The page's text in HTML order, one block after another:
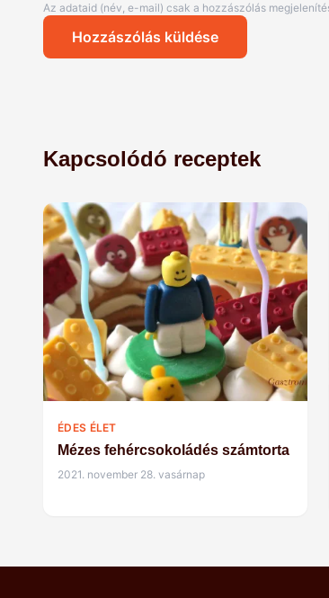
Az adataid (név, e-mail) csak a hozzászólás
Hozzászólás küldése
Kapcsolódó receptek
ÉDES ÉLET
Mézes fehércsokoládés számtorta
2021. november 28. vasárnap